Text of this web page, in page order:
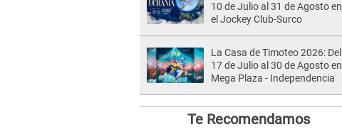
10 de Julio al 31 de Agosto en
el Jockey Club-Surco
La Casa de Timoteo 2026: Del
17 de Julio al 30 de Agosto en
Mega Plaza - Independencia
Te Recomendamos